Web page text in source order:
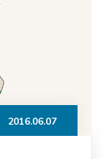
2016.06.07